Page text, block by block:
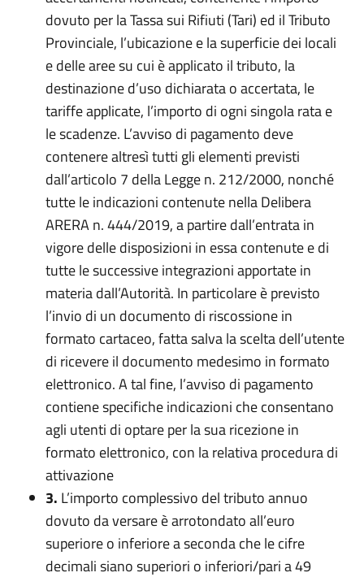
dovuto per la Tassa sui Rifiuti (Tari) ed il Tributo
Provinciale, l’ubicazione e la superficie dei locali
e delle aree su cui è applicato il tributo, la
destinazione d’uso dichiarata o accertata, le
tariffe applicate, l’importo di ogni singola rata e
le scadenze. L’avviso di pagamento deve
contenere altresì tutti gli elementi previsti
dall’articolo 7 della Legge n. 212/2000, nonché
tutte le indicazioni contenute nella Delibera
ARERA n. 444/2019, a partire dall’entrata in
vigore delle disposizioni in essa contenute e di
tutte le successive integrazioni apportate in
materia dall’Autorità. In particolare è previsto
l’invio di un documento di riscossione in
formato cartaceo, fatta salva la scelta dell’utente
di ricevere il documento medesimo in formato
elettronico. A tal fine, l’avviso di pagamento
contiene specifiche indicazioni che consentano
agli utenti di optare per la sua ricezione in
formato elettronico, con la relativa procedura di
attivazione
3. L’importo complessivo del tributo annuo
dovuto da versare è arrotondato all’euro
superiore o inferiore a seconda che le cifre
decimali siano superiori o inferiori/pari a 49